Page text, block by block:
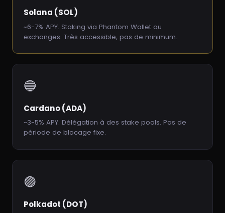
Solana (SOL)
~6-7% APY. Staking via Phantom Wallet ou
exchanges. Très accessible, pas de minimum.
🔵
Cardano (ADA)
~3-5% APY. Délégation à des stake pools. Pas de
période de blocage fixe.
🟣
Polkadot (DOT)